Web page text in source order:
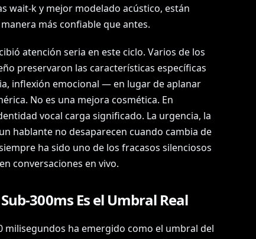
wait-k y mejor modelado acústico, están
más confiable que antes.
atención seria en este ciclo. Varios de los
preservaron las características específicas
inflexión emocional — en lugar de aplanar
No es una mejora cosmética. En
vocal carga significado. La urgencia, la
hablante no desaparecen cuando cambia de
ha sido uno de los fracasos silenciosos
conversaciones en vivo.
300ms Es el Umbral Real
milisegundos ha emergido como el umbral del